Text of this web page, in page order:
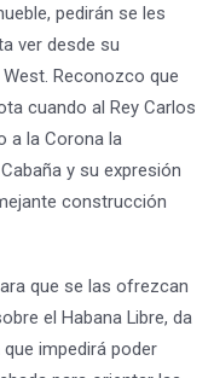
pedirán se les
ver desde su
Reconozco que
cuando al Rey Carlos
a la Corona la
y su expresión
construcción
que se las ofrezcan
el Habana Libre, da
impedirá poder